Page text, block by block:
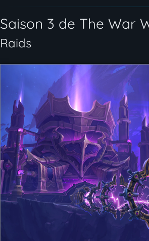
Saison 3 de The War
Raids